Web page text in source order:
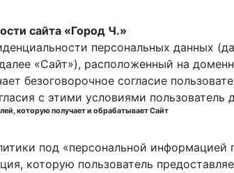
сайта «Город Ч.»
персональных данных
«Сайт»), расположенный на
безоговорочное согласие
с этими условиями
которую получает и обрабатывает Сайт
под «персональной информацией
которую пользователь